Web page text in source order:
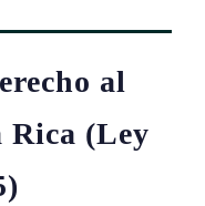
al
Rica (Ley